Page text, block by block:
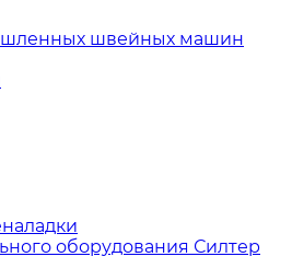
швейных машин
оборудования Силтер